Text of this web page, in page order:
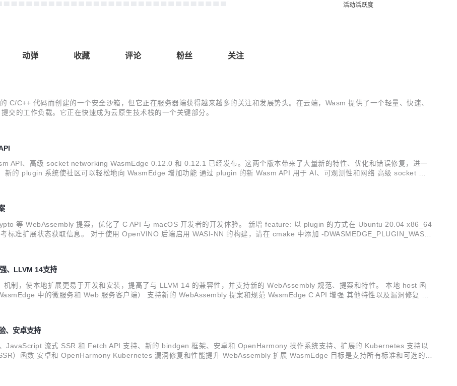
动弹 收藏 评论 粉丝 关注
C/C++ 代码而创建的一个安全沙箱，但它正在服务器端获得越来越多的关注和发展势头。在云端，Wasm 提供了一个轻量、快速、
交的工作负载。它正在快速成为云原生技术栈的一个关键部分。
API、高级 socket networking WasmEdge 0.12.0 和 0.12.1 已经发布。这两个版本带来了大量新的特性、优化和错误修复，进一
的 plugin 系统使社区可以轻松地向 WasmEdge 增加功能 通过 plugin 的新 Wasm API 用于 AI、可观测性和网络 高级 socket 网络
等 WebAssembly 提案，优化了 C API 与 macOS 开发者的开发体验。 新增 feature: 以 plugin 的方式在 Ubuntu 20.04 x86_64
标准扩展状态获取信息。 对于使用 OpenVINO 后端启用 WASI-NN 的构建，请在 cmake 中添加 -DWASMEDGE_PLUGIN_WASI_
、LLVM 14支持
制，使本地扩展更易于开发和安装，提高了与 LLVM 14 的兼容性，并支持新的 WebAssembly 规范、提案和特性。 本地 host 函
中的微服务和 Web 服务客户端） 支持新的 WebAssembly 提案和规范 WasmEdge C API 增强 其他特性以及漏洞修复 本
、安卓支持
JavaScript 流式 SSR 和 Fetch API 支持、新的 bindgen 框架、安卓和 OpenHarmony 操作系统支持、扩展的 Kubernetes 支持以
）函数 安卓和 OpenHarmony Kubernetes 漏洞修复和性能提升 WebAssembly 扩展 WasmEdge 目标是支持所有标准和可选的标